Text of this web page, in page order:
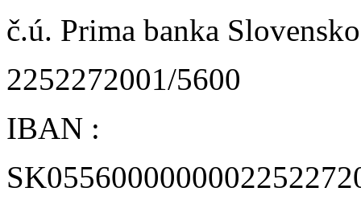
č.ú. Prima banka
2252272001/5600
IBAN :